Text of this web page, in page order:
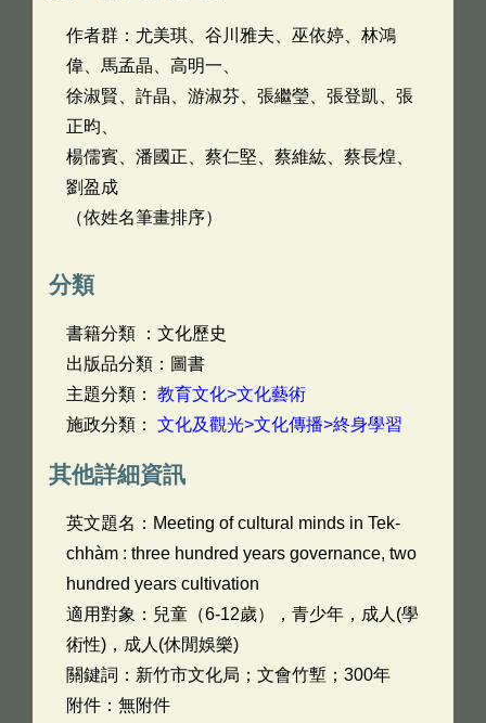
作者群：尤美琪、谷川雅夫、巫依婷、林鴻
偉、馬孟晶、高明一、
徐淑賢、許晶、游淑芬、張繼瑩、張登凱、張
正昀、
楊儒賓、潘國正、蔡仁堅、蔡維紘、蔡長煌、
劉盈成
（依姓名筆畫排序）
分類
書籍分類 ：文化歷史
出版品分類：圖書
主題分類： 教育文化>文化藝術
施政分類： 文化及觀光>文化傳播>終身學習
其他詳細資訊
英文題名： Meeting of cultural minds in Tek-
chhàm : three hundred years governance, two
hundred years cultivation
適用對象：兒童（6-12歲），青少年，成人(學
術性)，成人(休閒娛樂)
關鍵詞：新竹市文化局；文會竹塹；300年
附件：無附件